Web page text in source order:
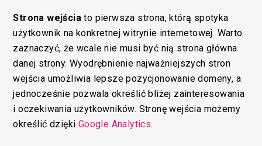
Strona wejścia to pierwsza strona, którą spotyka
użytkownik na konkretnej witrynie internetowej. Warto
zaznaczyć, że wcale nie musi być nią strona główna
danej strony. Wyodrębnienie najważniejszych stron
wejścia umożliwia lepsze pozycjonowanie domeny, a
jednocześnie pozwala określić bliżej zainteresowania
i oczekiwania użytkowników. Stronę wejścia możemy
określić dzięki Google Analytics.